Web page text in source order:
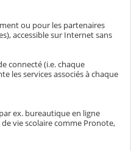
ou pour les partenaires
accessible sur Internet sans
connecté (i.e. chaque
les services associés à chaque
ex. bureautique en ligne
vie scolaire comme Pronote,